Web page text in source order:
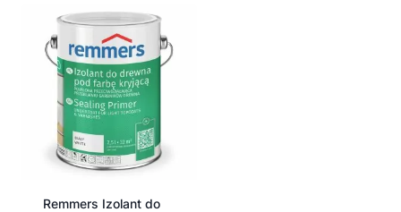
Remmers Izolant do